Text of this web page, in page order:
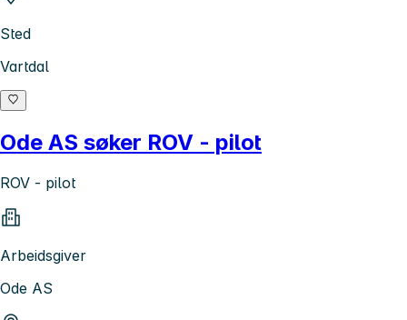
Sted
Vartdal
Ode AS søker ROV - pilot
ROV - pilot
Arbeidsgiver
Ode AS